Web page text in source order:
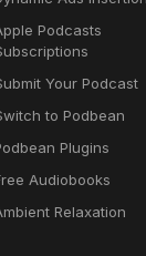
Podcasts
Your Podcast
to Podbean
Plugins
Audiobooks
Relaxation